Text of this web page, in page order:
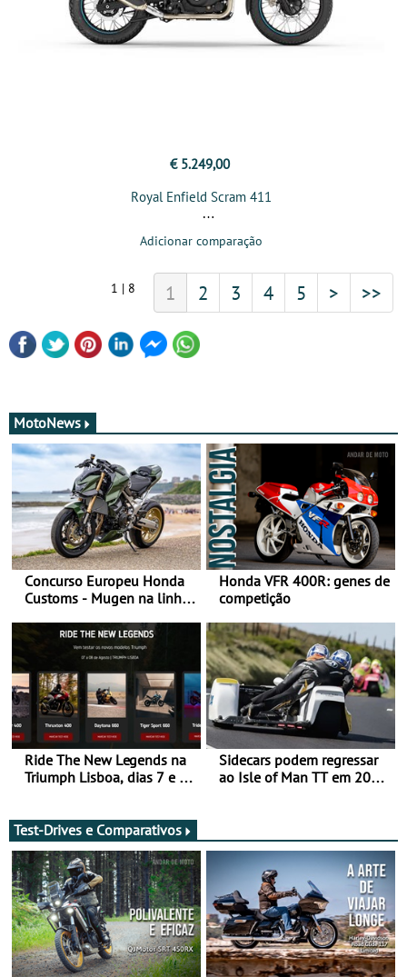
€ 5.249,00
Royal Enfield Scram 411
Adicionar comparação
1 | 8 1 2 3 4 5 > >>
MotoNews
Concurso Europeu Honda
Customs - Mugen na linha
ganhar
Honda VFR 400R: genes de
competição
Ride The New Legends na
Triumph Lisboa, dias 7 e 8
Sidecars podem regressar
ao Isle of Man TT em 2027
Test-Drives e Comparativos